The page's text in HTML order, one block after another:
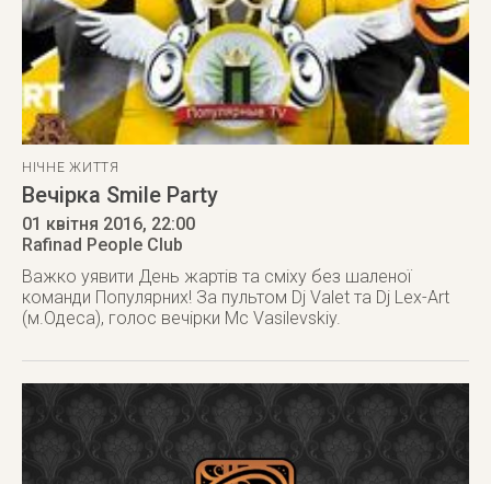
НІЧНЕ ЖИТТЯ
Вечірка Smile Party
01 квітня 2016, 22:00
Rafinad People Club
Важко уявити День жартів та сміxу без шаленої
команди Популярниx! За пультом Dj Valet та Dj Lex-Art
(м.Одеса), голос вечірки Mc Vasilevskiy.